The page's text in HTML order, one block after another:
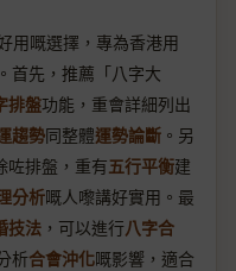
用嘅選擇，專為香港用
首先，推薦「八字大
排盤功能，重會詳細列出
趨勢同整體運勢論斷 。另
咗排盤，重有五行平衡建
分析嘅人嚟講好實用。最
技法 ，可以進行八字合
析合會沖化嘅影響，適合